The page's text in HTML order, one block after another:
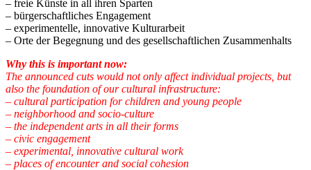
– freie Künste in all ihren Sparten
– bürgerschaftliches Engagement
– experimentelle, innovative Kulturarbeit
– Orte der Begegnung und des gesellschaftlichen Zusammenhalts
Why this is important now:
The announced cuts would not only affect individual projects, but
also the foundation of our cultural infrastructure:
– cultural participation for children and young people
– neighborhood and socio-culture
– the independent arts in all their forms
– civic engagement
– experimental, innovative cultural work
– places of encounter and social cohesion